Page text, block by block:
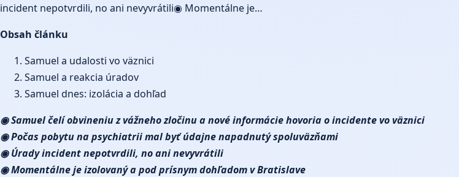
incident nepotvrdili, no ani nevyvrátili◉ Momentálne je…
Obsah článku
Samuel a udalosti vo väznici
Samuel a reakcia úradov
Samuel dnes: izolácia a dohľad
◉ Samuel čelí obvineniu z vážneho zločinu a nové informácie hovoria o incidente vo väznici
◉ Počas pobytu na psychiatrii mal byť údajne napadnutý spoluväzňami
◉ Úrady incident nepotvrdili, no ani nevyvrátili
◉ Momentálne je izolovaný a pod prísnym dohľadom v Bratislave